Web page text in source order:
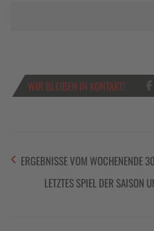
WIR BLEIBEN IN KONTAKT!
ERGEBNISSE VOM
LETZTES SPIEL DER SAISON